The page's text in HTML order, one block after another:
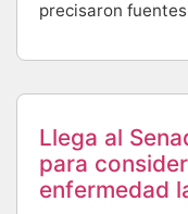
precisaron
Llega al
para
enfermedad